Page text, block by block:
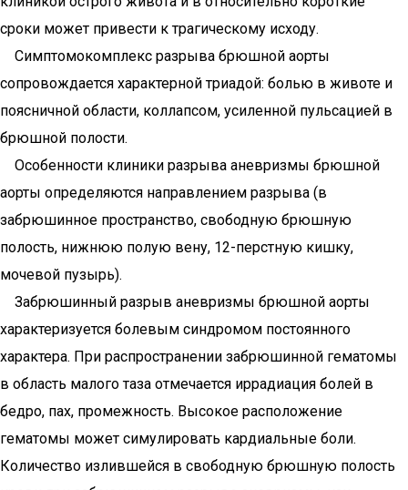
сроки может привести к трагическому исходу.
Симптомокомплекс разрыва брюшной аорты
сопровождается характерной триадой: болью в животе и
поясничной области, коллапсом, усиленной пульсацией в
брюшной полости.
Особенности клиники разрыва аневризмы брюшной
аорты определяются направлением разрыва (в
забрюшинное пространство, свободную брюшную
полость, нижнюю полую вену, 12-перстную кишку,
мочевой пузырь).
Забрюшинный разрыв аневризмы брюшной аорты
характеризуется болевым синд­ромом постоянного
характера. При распространении забрюшинной гематомы
в область малого таза отмечается иррадиация болей в
бедро, пах, промежность. Высокое расположение
гематомы может симулировать кардиальные боли.
Количество излившейся в свободную брюшную полость